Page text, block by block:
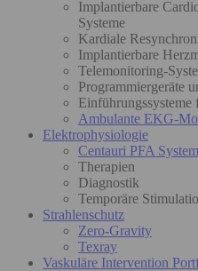
Implantierbare
Systeme
Kardiale
Implantierbare
Telemonitoring-
Programmiergeräte
Einführungssysteme
Ambulante EKG-
Elektrophysiologie
Centauri PFA System
Therapien
Diagnostik
Temporäre
Strahlenschutz
Zero-Gravity
Texray
Vaskuläre Intervention